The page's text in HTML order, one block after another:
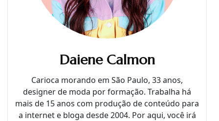
Daiene Calmon
Carioca morando em São Paulo, 33 anos,
designer de moda por formação. Trabalha há
mais de 15 anos com produção de conteúdo para
a internet e bloga desde 2004. Por aqui, você irá